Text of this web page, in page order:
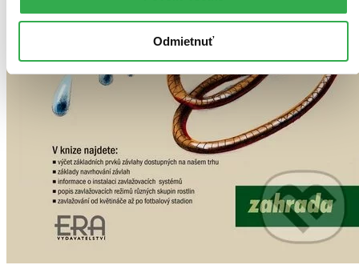
Odmietnuť